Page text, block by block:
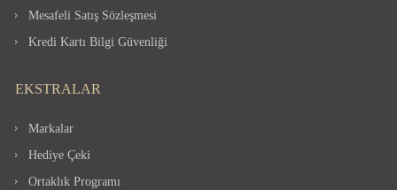
Mesafeli Satış Sözleşmesi
Kredi Kartı Bilgi Güvenliği
EKSTRALAR
Markalar
Hediye Çeki
Ortaklık Programı